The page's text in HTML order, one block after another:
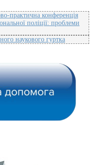
практична конференція
поліції: проблеми
наукового гуртка